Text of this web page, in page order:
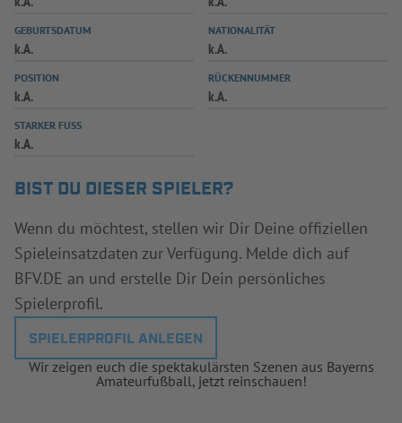
SPIELPLUS
GEBURTSDATUM
k.A.
NATIONALITÄT
k.A.
POSITION
k.A.
RÜCKENNUMMER
k.A.
STARKER FUSS
k.A.
BIST DU DIESER SPIELER?
Wenn du möchtest, stellen wir Dir Deine offiziellen
Spieleinsatzdaten zur Verfügung. Melde dich auf
BFV.DE an und erstelle Dir Dein persönliches
Spielerprofil.
SPIELERPROFIL ANLEGEN
Wir zeigen euch die spektakulärsten Szenen aus Bayerns
Amateurfußball, jetzt reinschauen!